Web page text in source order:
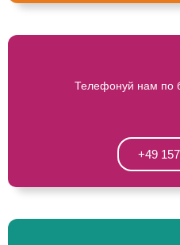
Телефонуй нам по
+49